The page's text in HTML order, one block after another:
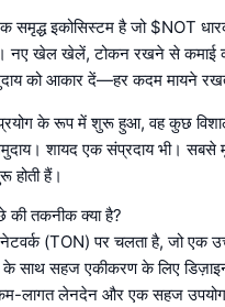
समृद्ध इकोसिस्टम है जो $NOT
नए खेल खेलें, टोकन रखने से कमाई
को आकार दें—हर कदम मायने
के रूप में शुरू हुआ, वह कुछ
शायद एक संप्रदाय भी। सबसे
होती हैं।
तकनीक क्या है?
(TON) पर चलता है, जो एक
के साथ सहज एकीकरण के लिए
लागत लेनदेन और एक सहज